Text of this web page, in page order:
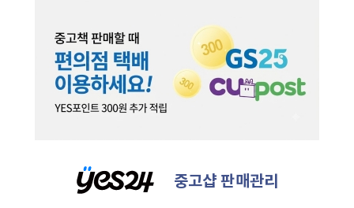
중고샵 판매관리